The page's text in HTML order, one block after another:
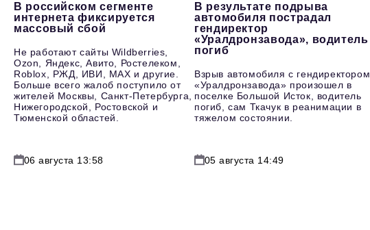
В российском сегменте
интернета фиксируется
массовый сбой
Не работают сайты Wildberries,
Ozon, Яндекс, Авито, Ростелеком,
Roblox, РЖД, ИВИ, MAX и другие.
Больше всего жалоб поступило от
жителей Москвы, Санкт-Петербурга,
Нижегородской, Ростовской и
Тюменской областей.
06 августа 13:58
В результате подрыва
автомобиля пострадал
гендиректор
«Уралдронзавода», водитель
погиб
Взрыв автомобиля с гендиректором
«Уралдронзавода» произошел в
поселке Большой Исток, водитель
погиб, сам Ткачук в реанимации в
тяжелом состоянии.
05 августа 14:49